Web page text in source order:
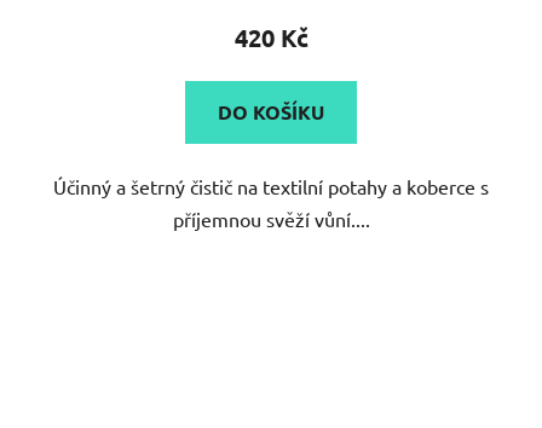
420 Kč
DO KOŠÍKU
Účinný a šetrný čistič na textilní potahy a koberce s
příjemnou svěží vůní....